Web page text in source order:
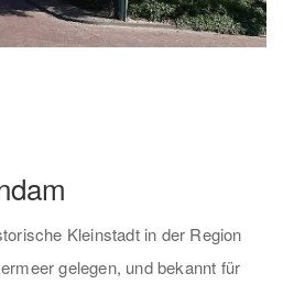
Kleinstadt in der Region
gelegen, und bekannt für